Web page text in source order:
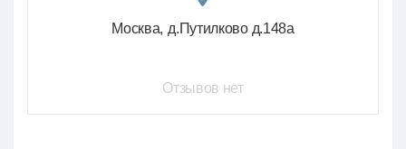
Москва д.Путилково д.148а
Отзывов нет